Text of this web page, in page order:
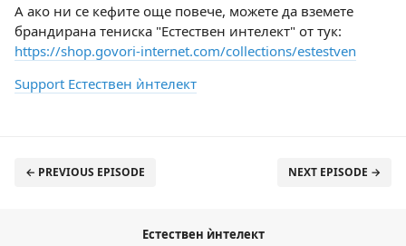
А ако ни се кефите още повече, можете да вземете
брандирана тениска "Естествен интелект" от тук:
https://shop.govori-internet.com/collections/estestven
Support Естествен ѝнтелект
← PREVIOUS EPISODE NEXT EPISODE →
Естествен ѝнтелект